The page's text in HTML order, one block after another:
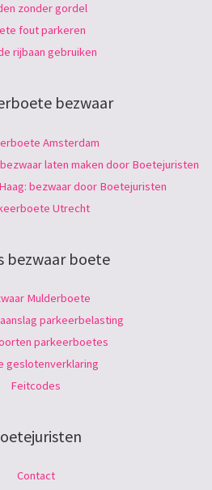
zonder gordel
fout parkeren
rijbaan gebruiken
bezwaar
Amsterdam
laten maken door Boetejuristen
bezwaar door Boetejuristen
Utrecht
bezwaar boete
Mulderboete
parkeerbelasting
parkeerboetes
geslotenverklaring
Feitcodes
Contact